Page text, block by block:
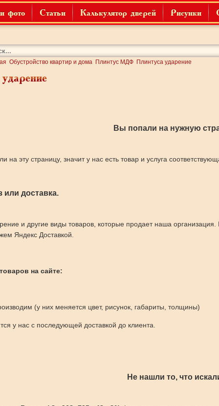
фото Статьи Калькулятор дверей Рисунки
Обустройство квартир и дома Плинтус МДФ Плинтуса ударение
Вы попали на нужную
на эту страницу, значит у нас есть товар и услуга
доставка.
и другие виды товаров, которые продает наша
Яндекс Доставкой.
на сайте:
(у них меняется цвет, рисунок, габариты, толщины)
у нас с последующей доставкой до клиента.
Не нашли то, что